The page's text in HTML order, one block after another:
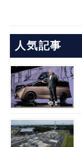
人気記事